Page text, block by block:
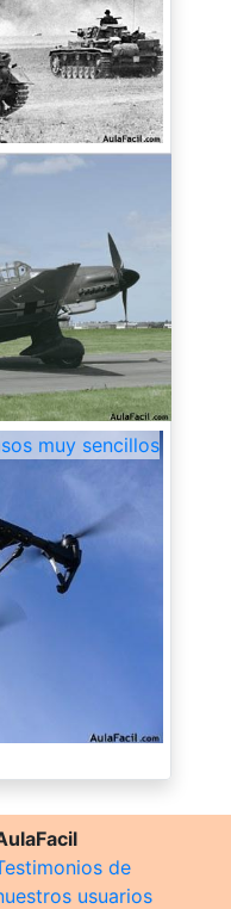
muy sencillos
de
usuarios